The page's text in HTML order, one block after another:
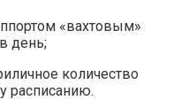
«вахтовым»
день;
количество
расписанию.